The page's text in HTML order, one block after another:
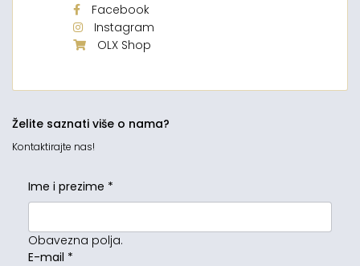
Facebook
Instagram
OLX Shop
Želite saznati više o nama?
Kontaktirajte nas!
Ime i prezime *
Obavezna polja.
E-mail *